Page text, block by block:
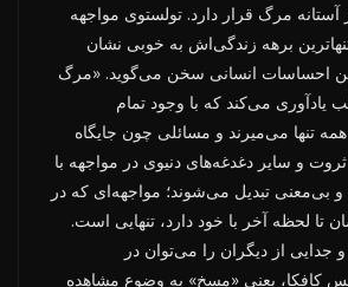
مرگ قرار دارد. تولستوی مواجهه
برهه زندگی‌اش به خوبی نشان
احساسات انسانی سخن می‌گوید. «مرگ
یادآوری می‌کند که با وجود تمام
همه تنها می‌میرند و مسائلی چون جایگاه
و سایر دغدغه‌های دنیوی در مواجهه با
بی‌معنی تبدیل می‌شوند؛ مواجهه‌ای که در
تا لحظه آخر با خود دارد، تنهایی است.
جدایی از دیگران را می‌توان در
کافکا، یعنی «مسخ» به وضوع مشاهده